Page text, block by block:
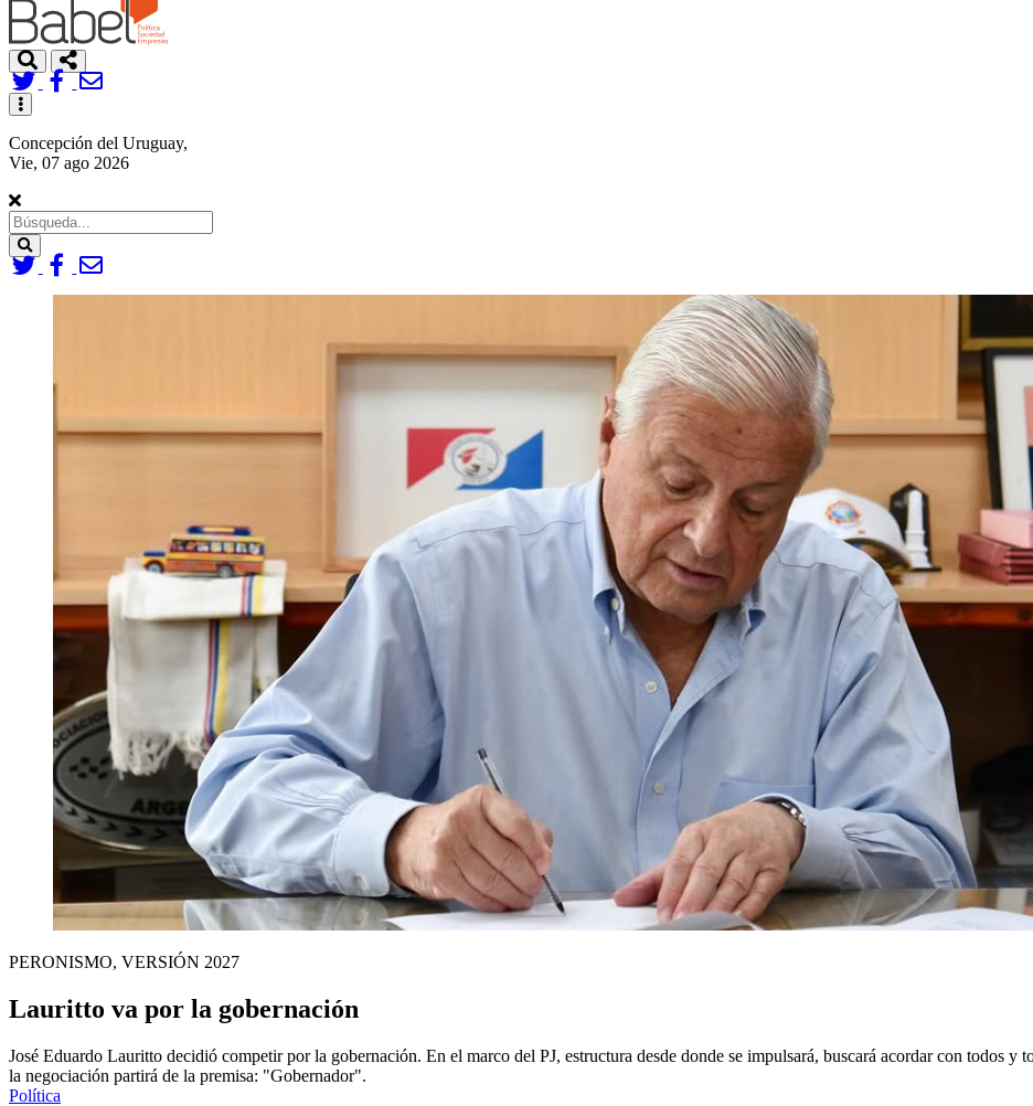
Toggle
navigation
Concepción del Uruguay,
Vie, 07 ago 2026
Search
PERONISMO, VERSIÓN 2027
Lauritto va por la gobernación
José Eduardo Lauritto decidió competir por la gobernación. En el marco del PJ, estructura desde donde se impulsará, buscará acordar con todos y
la negociación partirá de la premisa: "Gobernador".
Política